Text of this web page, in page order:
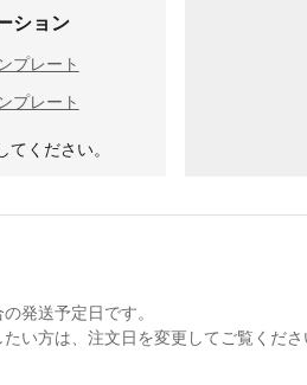
ション
プレート
プレート
ください。
発送予定日です。
い方は、注文日を変更してご覧くださ